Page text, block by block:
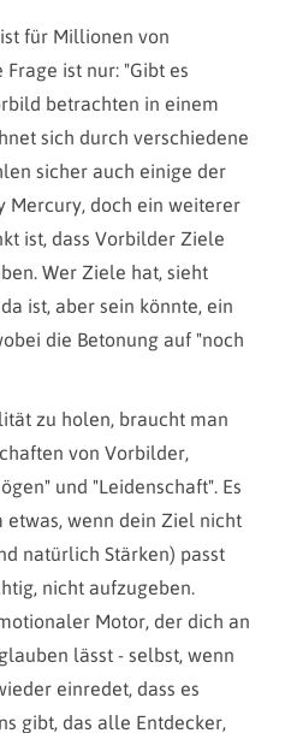
für Millionen von
ist nur: "Gibt es
betrachten in einem
sich durch verschiedene
sicher auch einige der
Mercury, doch ein weiterer
ist, dass Vorbilder Ziele
Wer Ziele hat, sieht
ist, aber sein könnte, ein
die Betonung auf "noch
zu holen, braucht man
von Vorbilder,
und "Leidenschaft". Es
wenn dein Ziel nicht
natürlich Stärken) passt
nicht aufzugeben.
Motor, der dich an
lässt - selbst, wenn
einredet, dass es
gibt, das alle Entdecker,